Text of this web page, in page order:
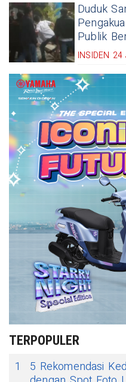
Duduk
Publik
INSIDEN 24
TERPOPULER
1
5 Rekomendasi